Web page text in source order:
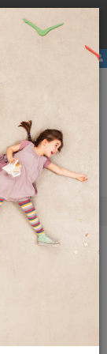
višji ceni zaradi
Meni
Washington